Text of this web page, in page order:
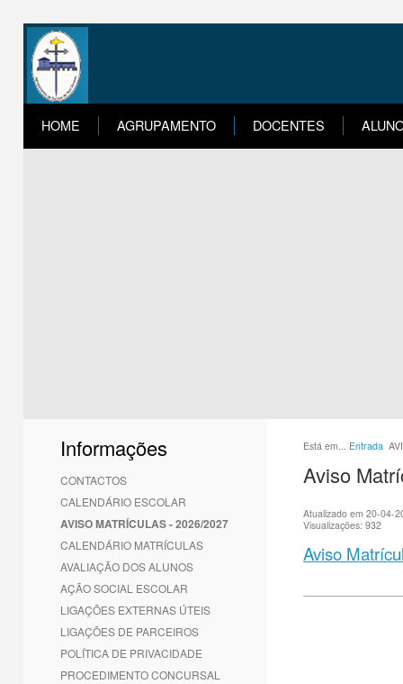
HOME AGRUPAMENTO DOCENTES
Informações
CONTACTOS
CALENDÁRIO ESCOLAR
AVISO MATRÍCULAS - 2026/2027
CALENDÁRIO MATRÍCULAS
AVALIAÇÃO DOS ALUNOS
AÇÃO SOCIAL ESCOLAR
LIGAÇÕES EXTERNAS ÚTEIS
LIGAÇÕES DE PARCEIROS
POLÍTICA DE PRIVACIDADE
PROCEDIMENTO CONCURSAL
Está em... Entrada
Aviso
Atualizado em 20-04-
Visualizações: 932
Aviso